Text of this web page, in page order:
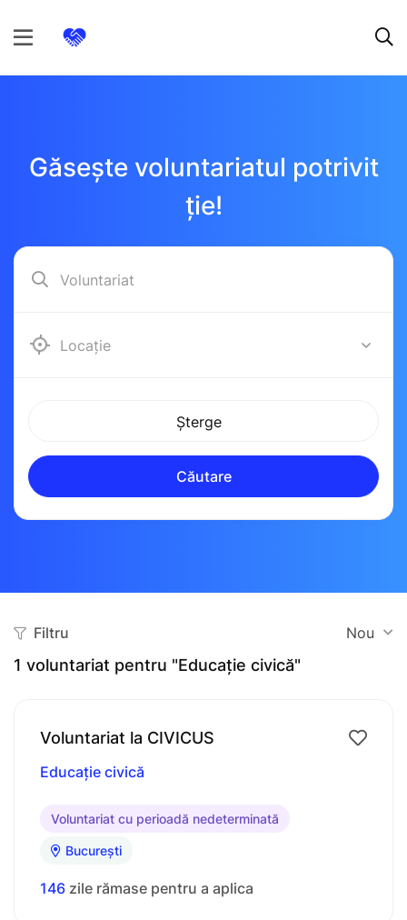
Găsește voluntariatul potrivit
ție!
Alba Iulia
Șterge
Căutare
Filtru Nou
1 voluntariat pentru "Educație civică"
Voluntariat la CIVICUS
Educație civică
Voluntariat cu perioadă nedeterminată
București
146 zile rămase pentru a aplica